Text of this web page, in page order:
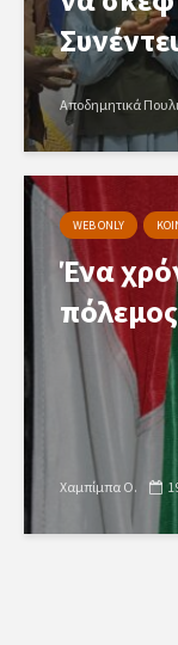
Αποδημητικά
WEB ONLY
Ένα
Χαμπίμπα Ο.